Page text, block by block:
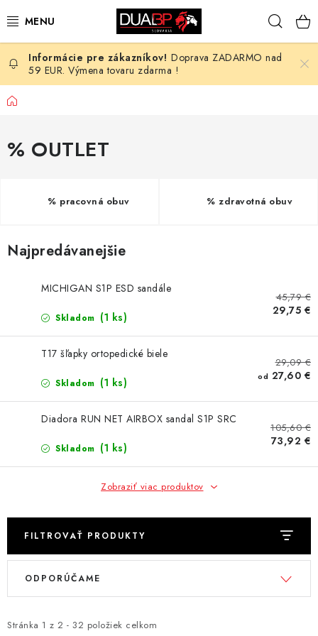
na
NOVÉ
PRACOVNÉ ODEVY
ZDRAVOTNÍCTVO
OCHRANNÉ POMÔCKY
PROFESIE
AKCIE
% OUTLET
Katalógy
Doprava, platba a zľavy
Potlač lôg
Formulár na výmenu tovaru
Reklamačný poriadok
Formulár na vrátenie tovaru /odstúpenie od zmluvy
Pravidlá a nastavenia cookies
Doprava ZADARMO nad
59 EUR. Výmena tovaru zdarma !
Domov
% OUTLET
% pracovná obuv % zdravotná obuv
Najpredávanejšie
MICHIGAN S1P ESD sandále
Skladom (1 ks)
45,79 €
29,75 €
T17 šľapky ortopedické biele
Skladom (1 ks)
29,09 €
od 27,60 €
Diadora RUN NET AIRBOX sandal S1P SRC
Skladom (1 ks)
105,60 €
73,92 €
Zobraziť viac produktov
FILTROVAŤ PRODUKTY
V
i
Stránka 1 z 2 - 32 položiek celkom
R
e
ODPORÚČAME